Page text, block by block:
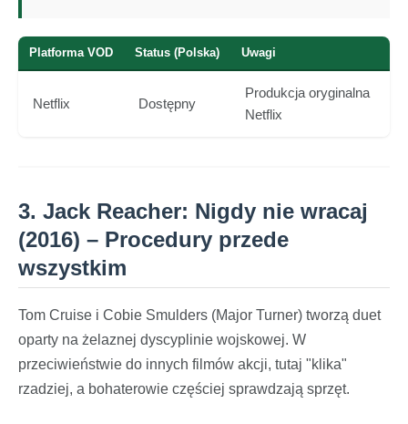
Platforma VOD Status (Polska) Uwagi
Netflix Dostępny
Produkcja oryginalna
Netflix
3. Jack Reacher: Nigdy nie wracaj
(2016) – Procedury przede
wszystkim
Tom Cruise i Cobie Smulders (Major Turner) tworzą duet
oparty na żelaznej dyscyplinie wojskowej. W
przeciwieństwie do innych filmów akcji, tutaj "klika"
rzadziej, a bohaterowie częściej sprawdzają sprzęt.